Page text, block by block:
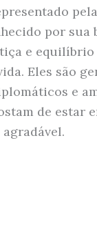
por sua
e equilíbrio
Eles são
e
de estar